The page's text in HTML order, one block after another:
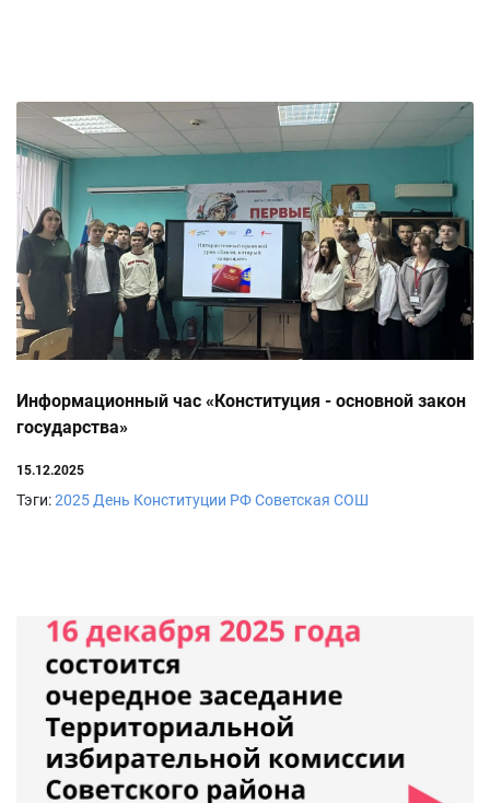
Информационный час «Конституция - основной закон
государства»
15.12.2025
Тэги:2025 День Конституции РФСоветская СОШ